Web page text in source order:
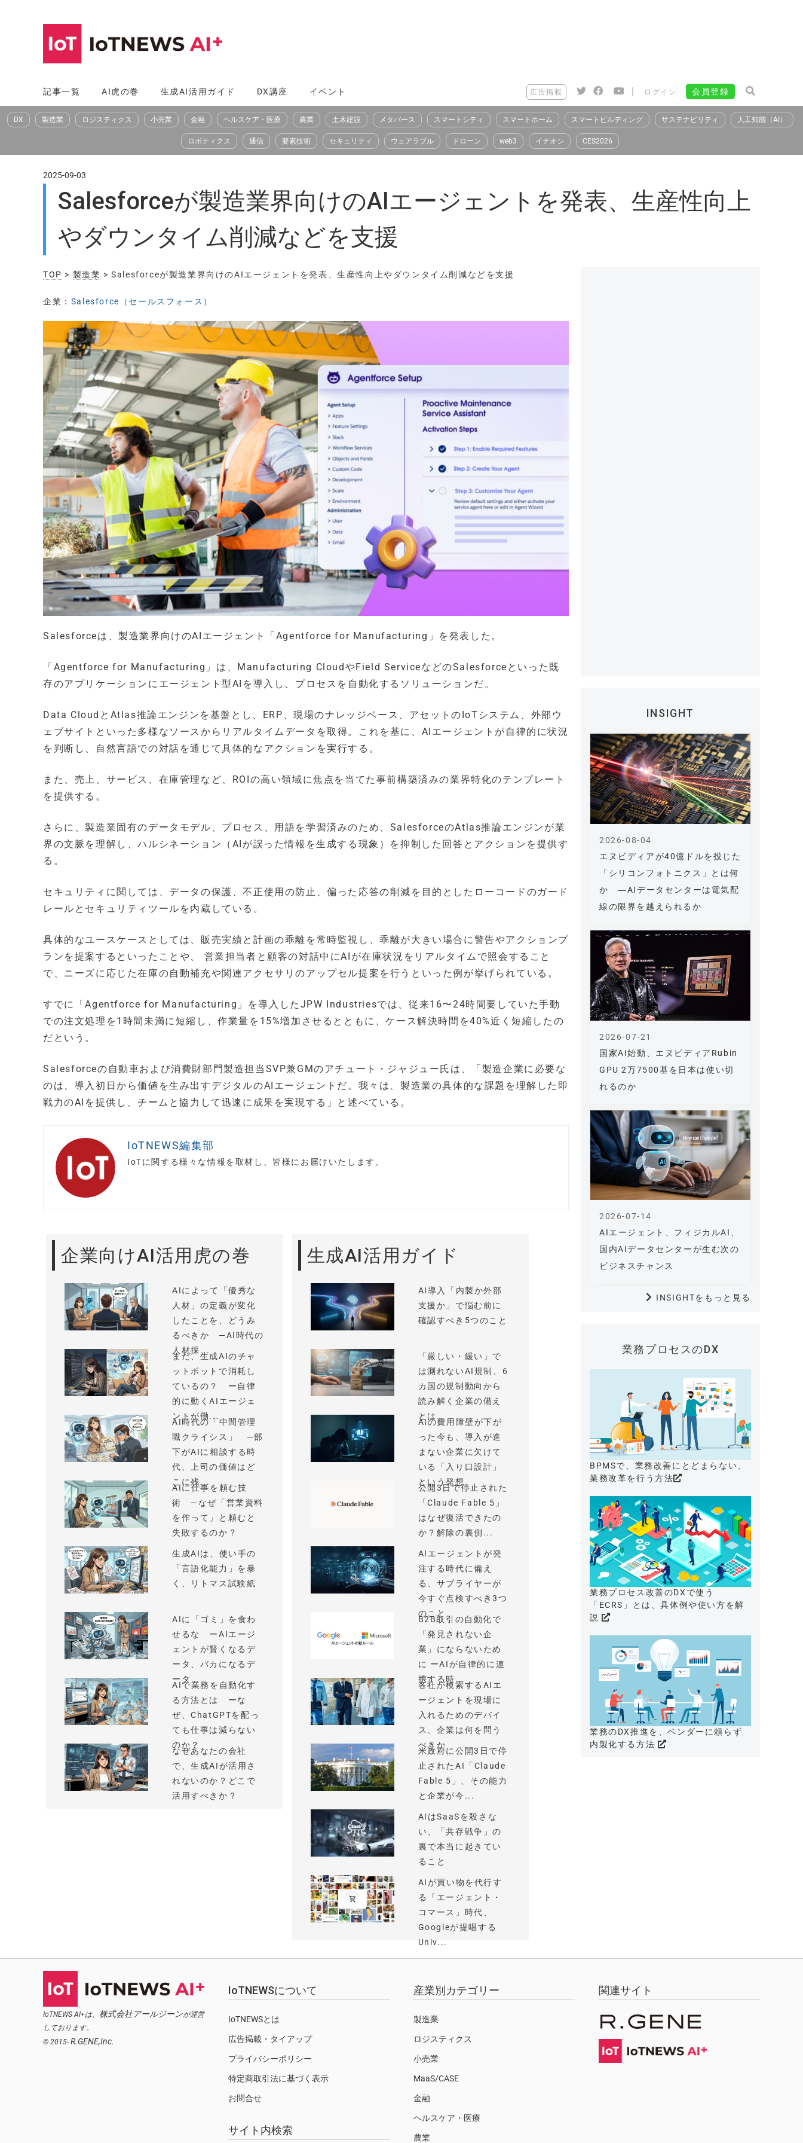
へ
ス
記事一覧 AI虎の巻 生成AI活用ガイド DX講座 イベント 広告掲載 | ログイン 会員登録
DX 製造業 ロジスティクス 小売業 金融 ヘルスケア・医療 農業 土木建設 メタバース スマートシティ スマートホーム スマートビルディング サステナビリティ 人工知能（AI）
ロボティクス 通信 要素技術 セキュリティ ウェアラブル ドローン web3 イチオシ CES2026
2025-09-03
Salesforceが製造業界向けのAIエージェントを発表、生産性向上
やダウンタイム削減などを支援
TOP > 製造業 > Salesforceが製造業界向けのAIエージェントを発表、生産性向上やダウンタイム削減などを支援
企業： Salesforce（セールスフォース）
Salesforceは、製造業界向けのAIエージェント「Agentforce for Manufacturing」を発表した。
「Agentforce for Manufacturing」は、Manufacturing CloudやField ServiceなどのSalesforceといった既
存のアプリケーションにエージェント型AIを導入し、プロセスを自動化するソリューションだ。
Data CloudとAtlas推論エンジンを基盤とし、ERP、現場のナレッジベース、アセットのIoTシステム、外部ウ
ェブサイトといった多様なソースからリアルタイムデータを取得。これを基に、AIエージェントが自律的に状況
を判断し、自然言語での対話を通じて具体的なアクションを実行する。
また、売上、サービス、在庫管理など、ROIの高い領域に焦点を当てた事前構築済みの業界特化のテンプレート
を提供する。
さらに、製造業固有のデータモデル、プロセス、用語を学習済みのため、SalesforceのAtlas推論エンジンが業
界の文脈を理解し、ハルシネーション（AIが誤った情報を生成する現象）を抑制した回答とアクションを提供す
る。
セキュリティに関しては、データの保護、不正使用の防止、偏った応答の削減を目的としたローコードのガード
レールとセキュリティツールを内蔵している。
具体的なユースケースとしては、販売実績と計画の乖離を常時監視し、乖離が大きい場合に警告やアクションプ
ランを提案するといったことや、 営業担当者と顧客の対話中にAIが在庫状況をリアルタイムで照会すること
で、ニーズに応じた在庫の自動補充や関連アクセサリのアップセル提案を行うといった例が挙げられている。
すでに「Agentforce for Manufacturing」を導入したJPW Industriesでは、従来16〜24時間要していた手動
での注文処理を1時間未満に短縮し、作業量を15%増加させるとともに、ケース解決時間を40%近く短縮したの
だという。
Salesforceの自動車および消費財部門製造担当SVP兼GMのアチュート・ジャジュー氏は、「製造企業に必要な
のは、導入初日から価値を生み出すデジタルのAIエージェントだ。我々は、製造業の具体的な課題を理解した即
戦力のAIを提供し、チームと協力して迅速に成果を実現する」と述べている。
IoTNEWS編集部
IoTに関する様々な情報を取材し、皆様にお届けいたします。
企業向けAI活用虎の巻
AIによって「優秀な
人材」の定義が変化
したことを、どうみ
るべきか —AI時代の
人材採...
まだ、生成AIのチャ
ットボットで消耗し
ているの？ ー自律
的に動くAIエージェ
ントが働...
AI時代の「中間管理
職クライシス」 —部
下がAIに相談する時
代、上司の価値はど
こに残...
AIに仕事を頼む技
術 —なぜ「営業資料
を作って」と頼むと
失敗するのか？
生成AIは、使い手の
「言語化能力」を暴
く、リトマス試験紙
AIに「ゴミ」を食わ
せるな ーAIエージ
ェントが賢くなるデ
ータ、バカになるデ
ータ
AIで業務を自動化す
る方法とは ーな
ぜ、ChatGPTを配っ
ても仕事は減らない
のか？
なぜあなたの会社
で、生成AIが活用さ
れないのか？どこで
活用すべきか？
生成AI活用ガイド
AI導入「内製か外部
支援か」で悩む前に
確認すべき5つのこと
「厳しい・緩い」で
は測れないAI規制、6
カ国の規制動向から
読み解く企業の備え
とは
AIの費用障壁が下が
った今も、導入が進
まない企業に欠けて
いる「入り口設計」
という発想
公開3日で停止された
「Claude Fable 5」
はなぜ復活できたの
か？解除の裏側...
AIエージェントが発
注する時代に備え
る、サプライヤーが
今すぐ点検すべき3つ
のこと
B2B取引の自動化で
「発見されない企
業」にならないため
に ーAIが自律的に連
携する時...
各社が模索するAIエ
ージェントを現場に
入れるためのデバイ
ス、企業は何を問う
べきか
米政府に公開3日で停
止されたAI「Claude
Fable 5」、その能力
と企業が今...
AIはSaaSを殺さな
い、「共存戦争」の
裏で本当に起きてい
ること
AIが買い物を代行す
る「エージェント・
コマース」時代、
Googleが提唱する
Univ...
INSIGHT
エヌビディアが40億ドルを投じた
「シリコンフォトニクス」とは何
か ―AIデータセンターは電気配
線の限界を越えられるか
2026-08-04
国家AI始動、エヌビディアRubin
GPU 2万7500基を日本は使い切
れるのか
2026-07-21
AIエージェント、フィジカルAI、
国内AIデータセンターが生む次の
ビジネスチャンス
2026-07-14
INSIGHTをもっと見る
業務プロセスのDX
BPMSで、業務改善にとどまらない、
業務改革を行う方法
業務プロセス改善のDXで使う
「ECRS」とは、具体例や使い方を解
説
業務のDX推進を、ベンダーに頼らず
内製化する方法
IoTNEWS AI+は、 株式会社アールジーンが運営
しております。
© 2015- R.GENE,Inc.
IoTNEWSについて
IoTNEWSとは
広告掲載・タイアップ
プライバシーポリシー
特定商取引法に基づく表示
お問合せ
サイト内検索
産業別カテゴリー
製造業
ロジスティクス
小売業
MaaS/CASE
金融
ヘルスケア・医療
農業
関連サイト